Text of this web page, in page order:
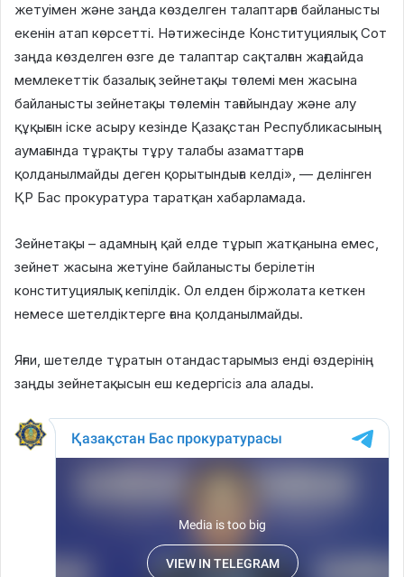
жетуімен және заңда көзделген талаптарға байланысты
екенін атап көрсетті. Нәтижесінде Конституциялық Сот
заңда көзделген өзге де талаптар сақталған жағдайда
мемлекеттік базалық зейнетақы төлемі мен жасына
байланысты зейнетақы төлемін тағайындау және алу
құқығын іске асыру кезінде Қазақстан Республикасының
аумағында тұрақты тұру талабы азаматтарға
қолданылмайды деген қорытындыға келді», — делінген
ҚР Бас прокуратура таратқан хабарламада.
Зейнетақы – адамның қай елде тұрып жатқанына емес,
зейнет жасына жетуіне байланысты берілетін
конституциялық кепілдік. Ол елден біржолата кеткен
немесе шетелдіктерге ғана қолданылмайды.
Яғни, шетелде тұратын отандастарымыз енді өздерінің
заңды зейнетақысын еш кедергісіз ала алады.